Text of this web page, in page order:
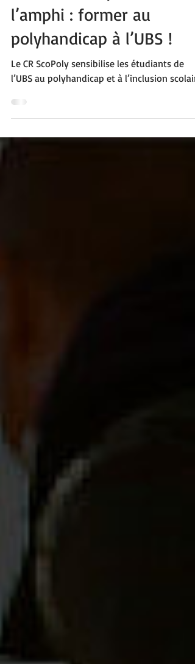
26 juin 2025 2 min de lecture
Le CR ScoPoly entre dans
l’amphi : former au
Le CR ScoPoly sensibilise les étudiants de